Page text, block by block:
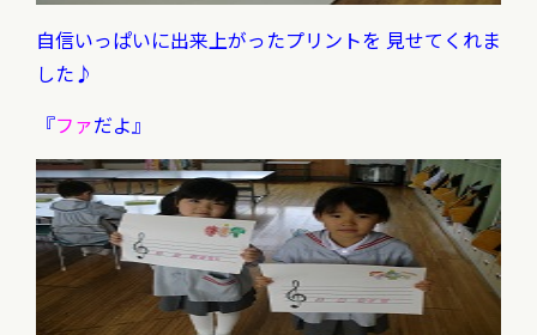
自信いっぱいに出来上がったプリントを 見せてくれま
した♪
『ファだよ』